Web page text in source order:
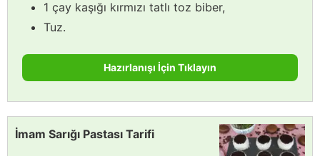
1 çay kaşığı kırmızı tatlı toz biber,
Tuz.
Hazırlanışı İçin Tıklayın
İmam Sarığı Pastası Tarifi